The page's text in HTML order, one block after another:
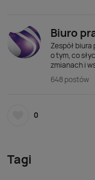
Biuro
Zespół
o tym, co
zmianach i
648 postów
0
Tagi